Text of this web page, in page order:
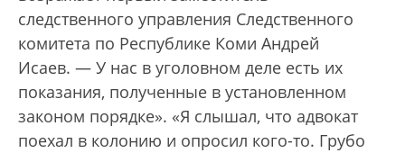
следственного управления Следственного
комитета по Республике Коми Андрей
Исаев. — У нас в уголовном деле есть их
показания, полученные в установленном
законом порядке». «Я слышал, что адвокат
поехал в колонию и опросил кого-то. Грубо